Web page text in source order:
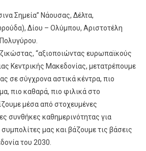
Σημεία” Νάουσας, Δέλτα,
Δίου – Ολύμπου, Αριστοτέλη
“αξιοποιώντας ευρωπαϊκούς
Κεντρικής Μακεδονίας, μετατρέπουμε
σε σύγχρονα αστικά κέντρα, πιο
πιο καθαρά, πιο φιλικά στο
μέσα από στοχευμένες
συνθήκες καθημερινότητας για
μας και βάζουμε τις βάσεις
του 2030.